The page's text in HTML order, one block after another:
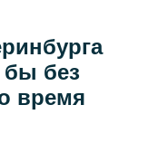
без
время